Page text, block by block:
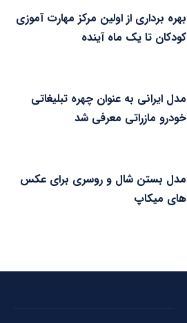
بهره برداری از اولین مرکز مهارت آموزی
کودکان تا یک ماه آینده
مدل ایرانی به عنوان چهره تبلیغاتی
خودرو مازراتی معرفی شد
مدل بستن شال و روسری برای عکس
های میکاپ